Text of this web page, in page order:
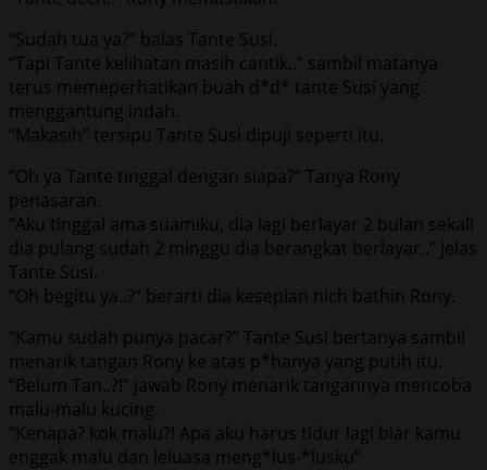
“Sudah tua ya?” balas Tante Susi.
“Tapi Tante kelihatan masih cantik..” sambil matanya
terus memeperhatikan buah d*d* tante Susi yang
menggantung indah.
“Makasih” tersipu Tante Susi dipuji seperti itu.
“Oh ya Tante tinggal dengan siapa?” Tanya Rony
penasaran.
“Aku tinggal ama suamiku, dia lagi berlayar 2 bulan sekali
dia pulang sudah 2 minggu dia berangkat berlayar..” jelas
Tante Susi.
“Oh begitu ya..?” berarti dia kesepian nich bathin Rony.
“Kamu sudah punya pacar?” Tante Susi bertanya sambil
menarik tangan Rony ke atas p*hanya yang putih itu.
“Belum Tan..?!” jawab Rony menarik tangannya mencoba
malu-malu kucing.
“Kenapa? kok malu?! Apa aku harus tidur lagi biar kamu
enggak malu dan leluasa meng*lus-*lusku”